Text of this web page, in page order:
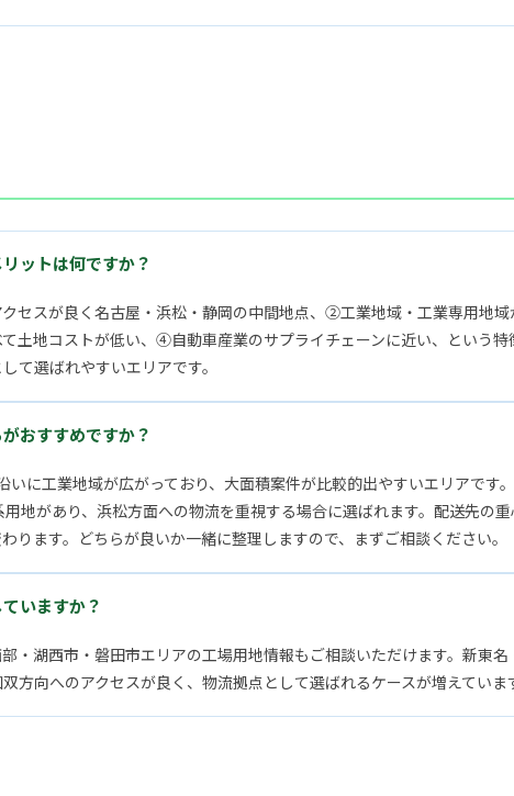
ットは何ですか？
セスが良く名古屋・浜松・静岡の中間地点、②工業地域・工業専用地域
土地コストが低い、④自動車産業のサプライチェーンに近い、という特
て選ばれやすいエリアです。
おすすめですか？
いに工業地域が広がっており、大面積案件が比較的出やすいエリアです
地があり、浜松方面への物流を重視する場合に選ばれます。配送先の
ります。どちらが良いか一緒に整理しますので、まずご相談ください。
いますか？
・湖西市・磐田市エリアの工場用地情報もご相談いただけます。新東
方向へのアクセスが良く、物流拠点として選ばれるケースが増えていま